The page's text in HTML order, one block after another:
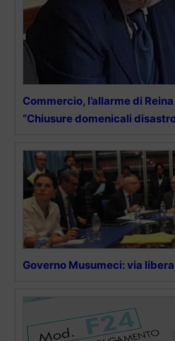
Commercio, l’allarme di
“Chiusure domenicali
Governo Musumeci: via